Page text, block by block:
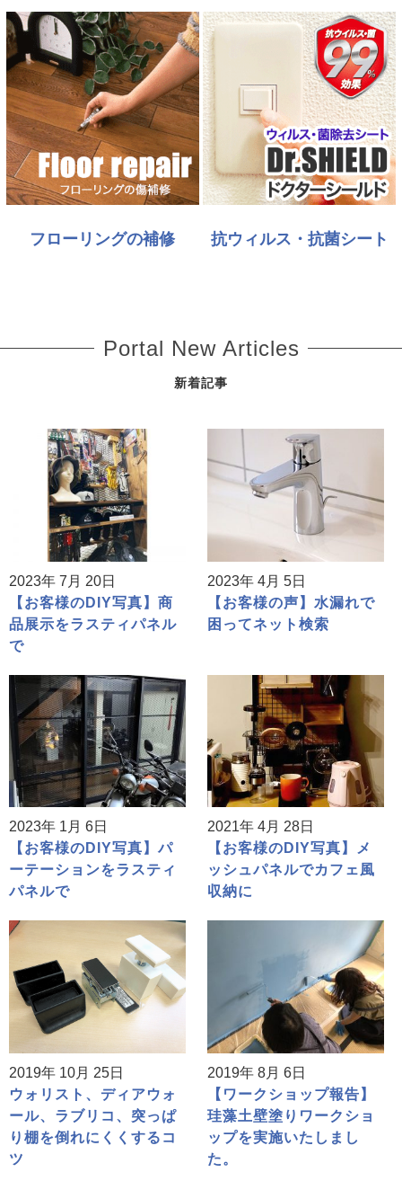
フローリングの補修 抗ウィルス・抗菌シート
Portal New Articles
新着記事
2023年 7月 20日
【お客様のDIY写真】商
品展示をラスティパネル
で
2023年 4月 5日
【お客様の声】水漏れで
困ってネット検索
2023年 1月 6日
【お客様のDIY写真】パ
ーテーションをラスティ
パネルで
2021年 4月 28日
【お客様のDIY写真】メ
ッシュパネルでカフェ風
収納に
2019年 10月 25日
ウォリスト、ディアウォ
ール、ラブリコ、突っぱ
り棚を倒れにくくするコ
ツ
2019年 8月 6日
【ワークショップ報告】
珪藻土壁塗りワークショ
ップを実施いたしまし
た。